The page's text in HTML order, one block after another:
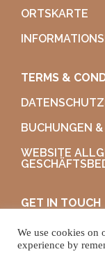
ORTSKARTE
TERMS &
BUCHUNGEN
WEBSITE
GET IN TOUCH
We use cookies on
experience by